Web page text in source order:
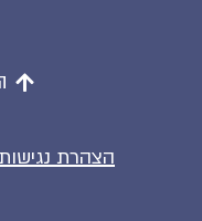
הצהרת נגישות